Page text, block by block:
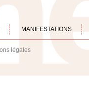
MANIFESTATIONS
légales